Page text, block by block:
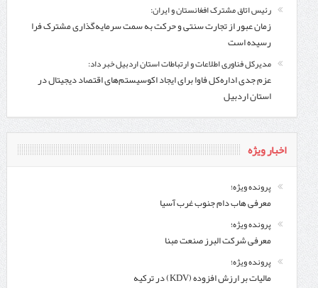
رئیس اتاق مشترک افغانستان و ایران:
زمان عبور از تجارت سنتی و حرکت به سمت سرمایه‌گذاری مشترک فرا
رسیده است
مدیرکل فناوری اطلاعات و ارتباطات استان اردبیل خبر داد:
عزم جدی اداره‌کل فاوا برای ایجاد اکوسیستم‌های اقتصاد دیجیتال در
استان اردبیل
اخبار ویژه
پرونده ویژه؛
معرفی هاب دام جنوب غرب آسیا
پرونده ویژه؛
معرفی شركت البرز صنعت مبنا
پرونده ویژه؛
مالیات بر ارزش افزوده (KDV) در ترکیه